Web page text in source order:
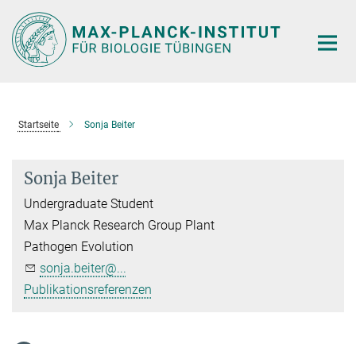
Hauptinhalt
Startseite Sonja Beiter
Sonja Beiter
Undergraduate Student
Max Planck Research Group Plant
Pathogen Evolution
sonja.beiter@...
Publikationsreferenzen